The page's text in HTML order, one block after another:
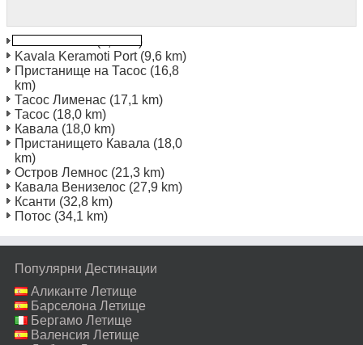
(9,6 km)
Kavala Keramoti Port(9,6 km)
Пристанище на Тасос (16,8
km)
Тасос Лименас (17,1 km)
Тасос (18,0 km)
Кавала (18,0 km)
Пристанището Кавала (18,0
km)
Остров Лемнос (21,3 km)
Кавала Венизелос (27,9 km)
Ксанти (32,8 km)
Потос (34,1 km)
Популярни Дестинации
Аликанте Летище
Барселона Летище
Бергамо Летище
Валенсия Летище